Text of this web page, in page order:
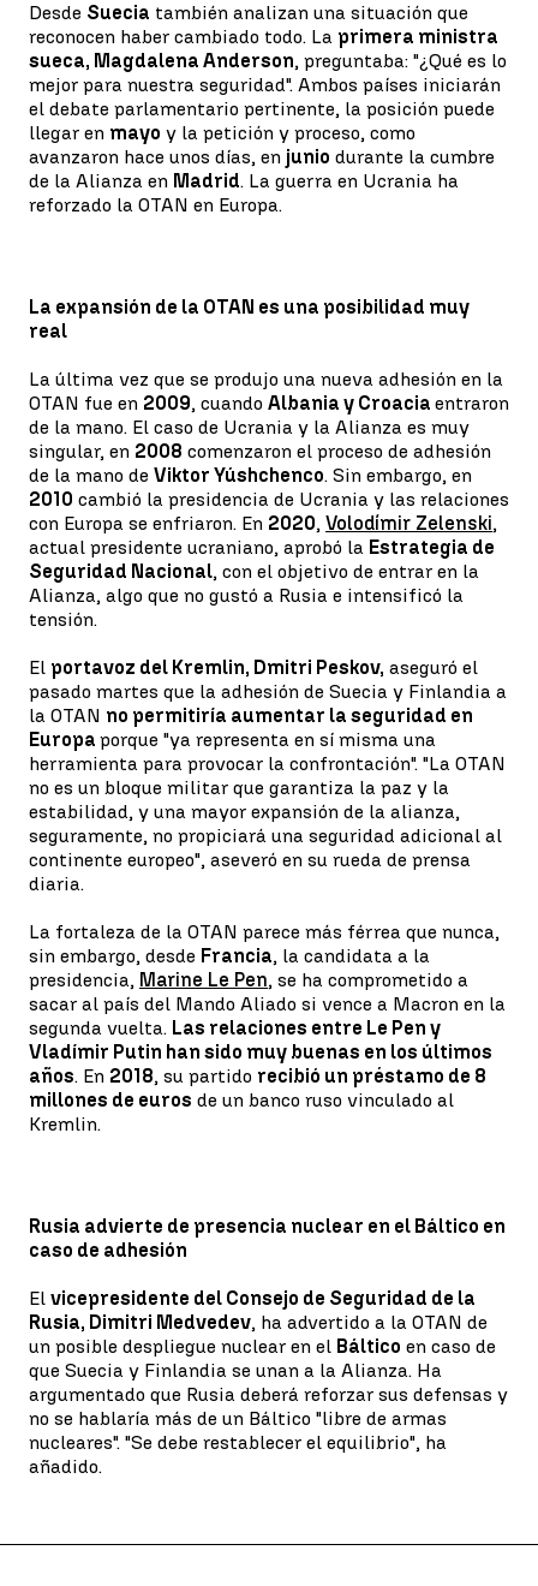
Desde Suecia también analizan una situación que
reconocen haber cambiado todo. La primera ministra
sueca, Magdalena Anderson, preguntaba: "¿Qué es lo
mejor para nuestra seguridad". Ambos países iniciarán
el debate parlamentario pertinente, la posición puede
llegar en mayo y la petición y proceso, como
avanzaron hace unos días, en junio durante la cumbre
de la Alianza en Madrid. La guerra en Ucrania ha
reforzado la OTAN en Europa.
La expansión de la OTAN es una posibilidad muy
real
La última vez que se produjo una nueva adhesión en la
OTAN fue en 2009, cuando Albania y Croacia entraron
de la mano. El caso de Ucrania y la Alianza es muy
singular, en 2008 comenzaron el proceso de adhesión
de la mano de Viktor Yúshchenco. Sin embargo, en
2010 cambió la presidencia de Ucrania y las relaciones
con Europa se enfriaron. En 2020, Volodímir Zelenski,
actual presidente ucraniano, aprobó la Estrategia de
Seguridad Nacional, con el objetivo de entrar en la
Alianza, algo que no gustó a Rusia e intensificó la
tensión.
El portavoz del Kremlin, Dmitri Peskov, aseguró el
pasado martes que la adhesión de Suecia y Finlandia a
la OTAN no permitiría aumentar la seguridad en
Europa porque "ya representa en sí misma una
herramienta para provocar la confrontación". "La OTAN
no es un bloque militar que garantiza la paz y la
estabilidad, y una mayor expansión de la alianza,
seguramente, no propiciará una seguridad adicional al
continente europeo", aseveró en su rueda de prensa
diaria.
La fortaleza de la OTAN parece más férrea que nunca,
sin embargo, desde Francia, la candidata a la
presidencia, Marine Le Pen, se ha comprometido a
sacar al país del Mando Aliado si vence a Macron en la
segunda vuelta. Las relaciones entre Le Pen y
Vladímir Putin han sido muy buenas en los últimos
años. En 2018, su partido recibió un préstamo de 8
millones de euros de un banco ruso vinculado al
Kremlin.
Rusia advierte de presencia nuclear en el Báltico en
caso de adhesión
El vicepresidente del Consejo de Seguridad de la
Rusia, Dimitri Medvedev, ha advertido a la OTAN de
un posible despliegue nuclear en el Báltico en caso de
que Suecia y Finlandia se unan a la Alianza. Ha
argumentado que Rusia deberá reforzar sus defensas y
no se hablaría más de un Báltico "libre de armas
nucleares". "Se debe restablecer el equilibrio", ha
añadido.